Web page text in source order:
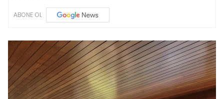
ABONE OL